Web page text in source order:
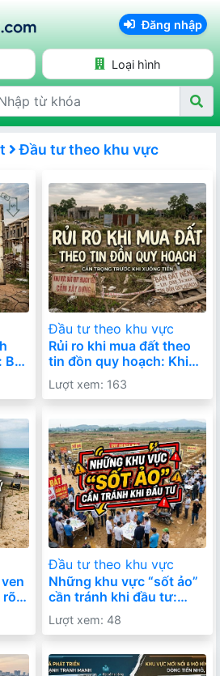
Đăng nhập
Loại hình
Đầu tư theo khu vực
Bài
Đầu tư theo khu vực
Rủi ro khi mua đất theo
tin đồn quy hoạch: Khi
“cơ hội vàng” hóa thành
khoản đầu tư mắc kẹt
Lượt xem: 163
rõ
Đầu tư theo khu vực
Những khu vực “sốt ảo”
cần tránh khi đầu tư:
Đừng để FOMO đốt cháy
túi tiền của bạn
Lượt xem: 48